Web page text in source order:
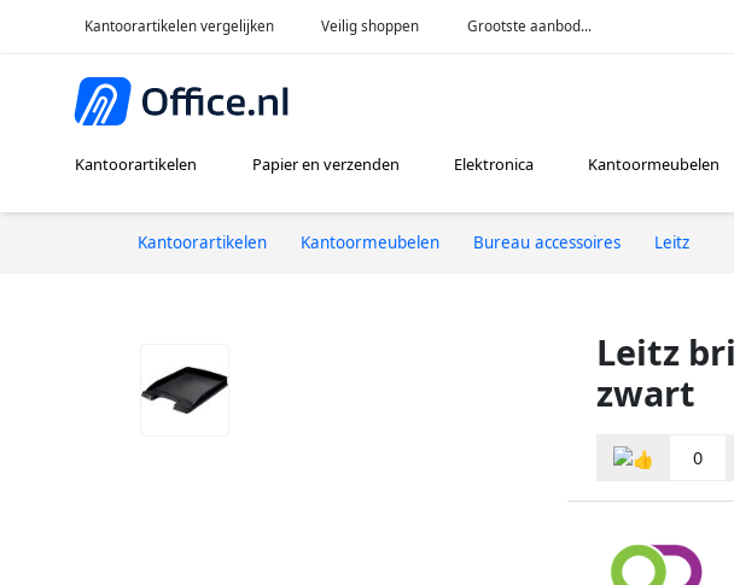
Kantoorartikelen vergelijken Veilig shoppen Grootste aanbod...
Kantoorartikelen Papier en verzenden Elektronica Kantoormeubelen
Kantoorartikelen Kantoormeubelen Bureau accessoires Leitz
Leitz
zwart
0